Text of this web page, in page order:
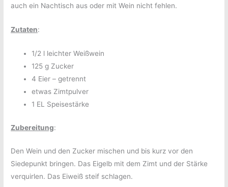
auch ein Nachtisch aus oder mit Wein nicht fehlen.
Zutaten:
1/2 l leichter Weißwein
125 g Zucker
4 Eier – getrennt
etwas Zimtpulver
1 EL Speisestärke
Zubereitung:
Den Wein und den Zucker mischen und bis kurz vor den
Siedepunkt bringen. Das Eigelb mit dem Zimt und der Stärke
verquirlen. Das Eiweiß steif schlagen.